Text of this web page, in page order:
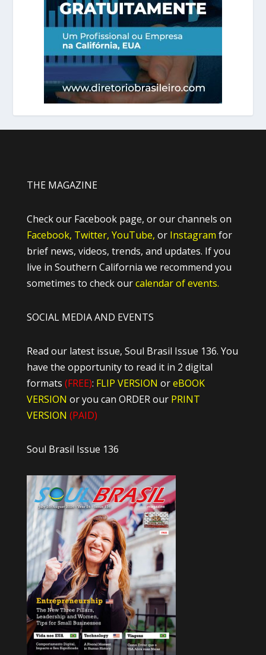
THE MAGAZINE
Check our Facebook page, or our channels on
Facebook, Twitter, YouTube, or Instagram for
brief news, videos, trends, and updates. If you
live in Southern California we recommend you
sometimes to check ourcalendar of events.
SOCIAL MEDIA AND EVENTS
Read our latest issue, Soul Brasil Issue 136. You
have the opportunity to read it in 2 digital
formats (FREE): FLIP VERSION oreBOOK
VERSION or you can ORDER our PRINT
VERSION (PAID)
Soul Brasil Issue 136